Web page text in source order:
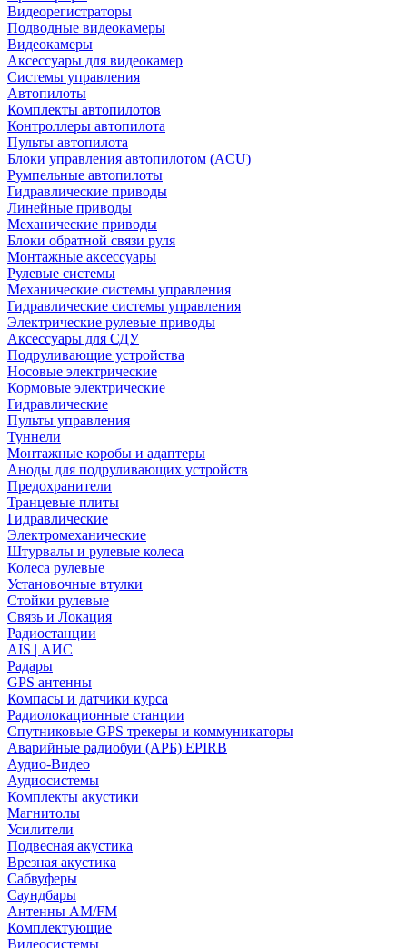
Видеорегистраторы
Подводные видеокамеры
Видеокамеры
Аксессуары для видеокамер
Системы управления
Автопилоты
Комплекты автопилотов
Контроллеры автопилота
Пульты автопилота
Блоки управления автопилотом (ACU)
Румпельные автопилоты
Гидравлические приводы
Линейные приводы
Механические приводы
Блоки обратной связи руля
Монтажные аксессуары
Рулевые системы
Механические системы управления
Гидравлические системы управления
Электрические рулевые приводы
Аксессуары для СДУ
Подруливающие устройства
Носовые электрические
Кормовые электрические
Гидравлические
Пульты управления
Туннели
Монтажные коробы и адаптеры
Аноды для подруливающих устройств
Предохранители
Транцевые плиты
Гидравлические
Электромеханические
Штурвалы и рулевые колеса
Колеса рулевые
Установочные втулки
Стойки рулевые
Связь и Локация
Радиостанции
AIS | АИС
Радары
GPS антенны
Компасы и датчики курса
Радиолокационные станции
Спутниковые GPS трекеры и коммуникаторы
Аварийные радиобуи (АРБ) EPIRB
Аудио-Видео
Аудиосистемы
Комплекты акустики
Магнитолы
Усилители
Подвесная акустика
Врезная акустика
Сабвуферы
Саундбары
Антенны AM/FM
Комплектующие
Видеосистемы